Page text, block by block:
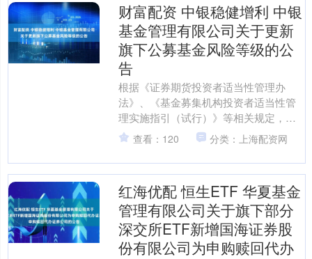
财富配资 中银稳健增利 中银
基金管理有限公司关于更新
旗下公募基金风险等级的公
告
根据《证券期货投资者适当性管理办
法》、《基金募集机构投资者适当性管
理实施指引（试行）》等相关规定，中
银基金管理有限公司（以下简称“本公
司”）对旗下公募基金产品风....
查看：120 分类：上海配资网
红海优配 恒生ETF 华夏基金
管理有限公司关于旗下部分
深交所ETF新增国海证券股
份有限公司为申购赎回代办